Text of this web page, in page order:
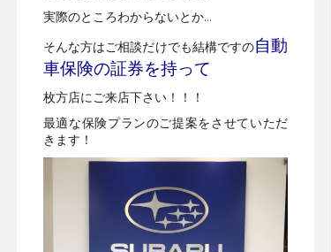
実際のところわからないとか…
そんな方はご相談だけでも結構ですの自動
車保険の証券を持って
枚方店にご来店下さい！！！
最適な保険プランのご提案をさせていただ
きます！